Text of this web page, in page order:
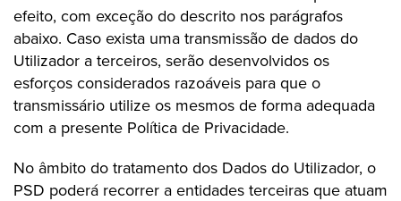
efeito, com exceção do descrito nos parágrafos
abaixo. Caso exista uma transmissão de dados do
Utilizador a terceiros, serão desenvolvidos os
esforços considerados razoáveis para que o
transmissário utilize os mesmos de forma adequada
com a presente Política de Privacidade.
No âmbito do tratamento dos Dados do Utilizador, o
PSD poderá recorrer a entidades terceiras que atuam